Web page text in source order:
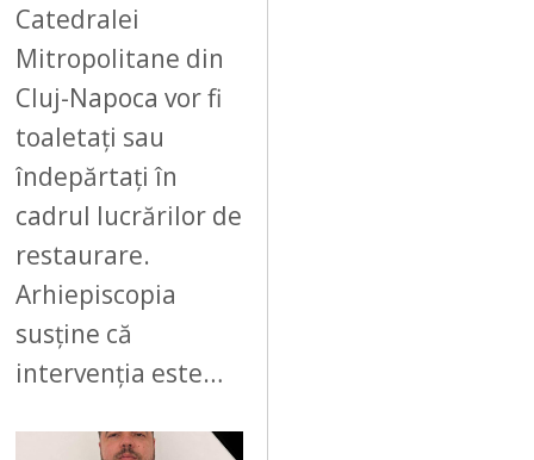
Catedralei
Mitropolitane din
Cluj-Napoca vor fi
toaletați sau
îndepărtați în
cadrul lucrărilor de
restaurare.
Arhiepiscopia
susține că
intervenția este…